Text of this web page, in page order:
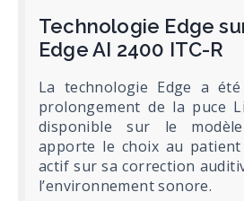
Technologie Edge
Edge AI 2400 ITC-R
La technologie Edge a
prolongement de la puce
disponible sur le
apporte le choix au
actif sur sa correction
l’environnement sonore.